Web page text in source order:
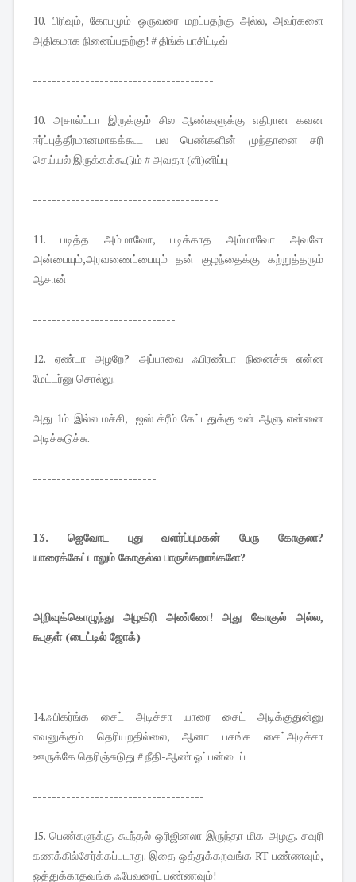
10. பிரிவும், கோபமும் ஒருவரை மறப்பதற்கு அல்ல, அவர்களை
அதிகமாக நினைப்பதற்கு! # திங்க் பாசிட்டிவ்
--------------------------------------
10. அசால்ட்டா இருக்கும் சில ஆண்களுக்கு எதிரான கவன
ஈர்ப்புத்தீர்மானமாகக்கூட பல பெண்களின் முந்தானை சரி
செய்யல் இருக்கக்கூடும் # அவதா (ளி)னிப்பு
---------------------------------------
11. படித்த அம்மாவோ, படிக்காத அம்மாவோ அவளே
அன்பையும்,அரவணைப்பையும் தன் குழந்தைக்கு கற்றுத்தரும்
ஆசான்
------------------------------
12. ஏண்டா அழறே? அப்பாவை ஃபிரண்டா நினைச்சு என்ன
மேட்டர்னு சொல்லு.
அது 1ம் இல்ல மச்சி, ஐஸ் க்ரீம் கேட்டதுக்கு உன் ஆளு என்னை
அடிச்சுடுச்சு.
--------------------------
13. ஜெவோட புது வளர்ப்புமகன் பேரு கோகுலா?
யாரைக்கேட்டாலும் கோகுல்ல பாருங்கறாங்களே?
அறிவுக்கொழுந்து அழகிரி அண்ணே! அது கோகுல் அல்ல,
கூகுள் (டைட்டில் ஜோக்)
------------------------------
14.ஃபிகர்ங்க சைட் அடிச்சா யாரை சைட் அடிக்குதுன்னு
எவனுக்கும் தெரியறதில்லை, ஆனா பசங்க சைட்அடிச்சா
ஊருக்கே தெரிஞ்சுடுது # நீதி-ஆண் ஓப்பன்டைப்
------------------------------------
15. பெண்களுக்கு கூந்தல் ஒரிஜினலா இருந்தா மிக அழகு. சவுரி
கணக்கில்சேர்க்கப்படாது. இதை ஒத்துக்கறவங்க RT பண்ணவும்,
ஒத்துக்காதவங்க ஃபேவரைட் பண்ணவும்!